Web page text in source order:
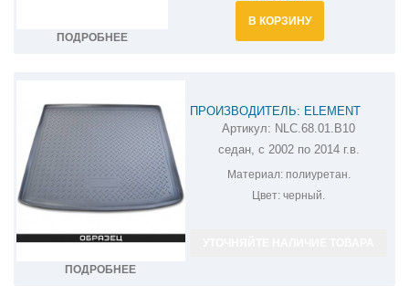
ПОДРОБНЕЕ
В КОРЗИНУ
ПОДРОБНЕЕ
ПРОИЗВОДИТЕЛЬ: ELEMENT
КОВРИК В БАГАЖНИК ЗАЗ SENS
NLC.68.01.B10
Артикул: NLC.68.01.B10
седан, с 2002 по 2014 г.в.
Материал:полиуретан.
Цвет: черный.